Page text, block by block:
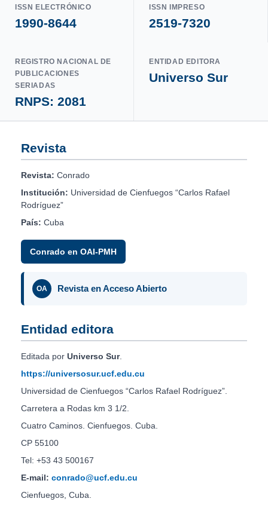
ISSN ELECTRÓNICO
1990-8644
ISSN IMPRESO
2519-7320
REGISTRO NACIONAL DE
PUBLICACIONES
SERIADAS
RNPS: 2081
ENTIDAD EDITORA
Universo Sur
Revista
Revista: Conrado
Institución: Universidad de Cienfuegos “Carlos Rafael
Rodríguez”
País: Cuba
Conrado en OAI-PMH
OA Revista en Acceso Abierto
Entidad editora
Editada por Universo Sur.
https://universosur.ucf.edu.cu
Universidad de Cienfuegos “Carlos Rafael Rodríguez”.
Carretera a Rodas km 3 1/2.
Cuatro Caminos. Cienfuegos. Cuba.
CP 55100
Tel: +53 43 500167
E-mail: conrado@ucf.edu.cu
Cienfuegos, Cuba.